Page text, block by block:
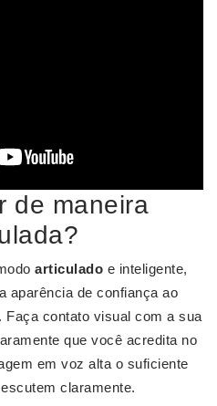
de maneira
articulado e inteligente,
aparência de confiança ao
contato visual com a sua
que você acredita no
em voz alta o suficiente
claramente.